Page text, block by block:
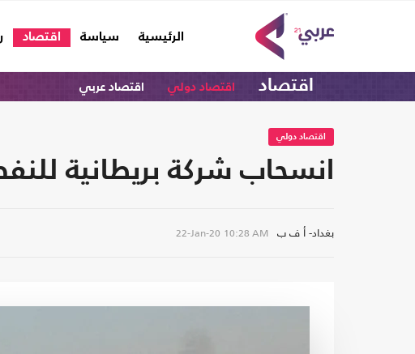
الرئيسية
(current) سياسة اقتصاد
اقتصاد اقتصاد دولي اقتصاد عربي
اقتصاد دولي
انسحاب شركة بريطانية
بغداد- أ ف ب 22-Jan-20 10:28 AM